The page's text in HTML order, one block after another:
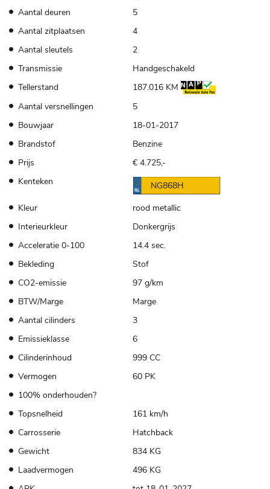
Aantal deuren
5
Aantal zitplaatsen
4
Aantal sleutels
2
Transmissie
Handgeschakeld
Tellerstand
187.016 KM
Aantal versnellingen
5
Bouwjaar
18-01-2017
Brandstof
Benzine
Prijs
€ 4.725,-
Kenteken
NG868H
Kleur
rood metallic
Interieurkleur
Donkergrijs
Acceleratie 0-100
14.4 sec.
Bekleding
Stof
CO2-emissie
97 g/km
BTW/Marge
Marge
Aantal cilinders
3
Emissieklasse
6
Cilinderinhoud
999 CC
Vermogen
60 PK
100% onderhouden?
Topsnelheid
161 km/h
Carrosserie
Hatchback
Gewicht
834 KG
Laadvermogen
496 KG